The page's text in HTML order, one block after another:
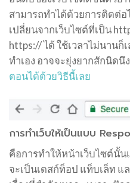
สามารถทำได้ด้วยการติดต่อ
เปลี่ยนจากเว็บไซต์ที่เป็น
https:// ได้ ใช้เวลาไม่นานก็
ทำเอง อาจจะยุ่งยากสักนิดนึง
ตอนได้ต้วยวิธีนี้เลย
การทำเว็บให้เป็นแบบ
คือการทำให้หน้าเว็บไซต์นั้
จะเป็นเดสก์ท็อป แท็บเล็ท